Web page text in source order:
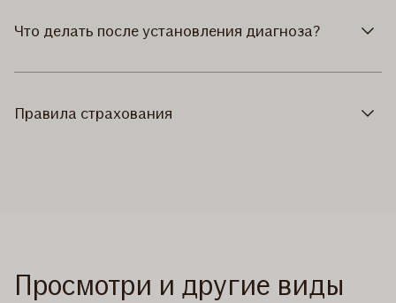
Что делать после установления диагноза?
Правила страхования
Просмотри и другие виды